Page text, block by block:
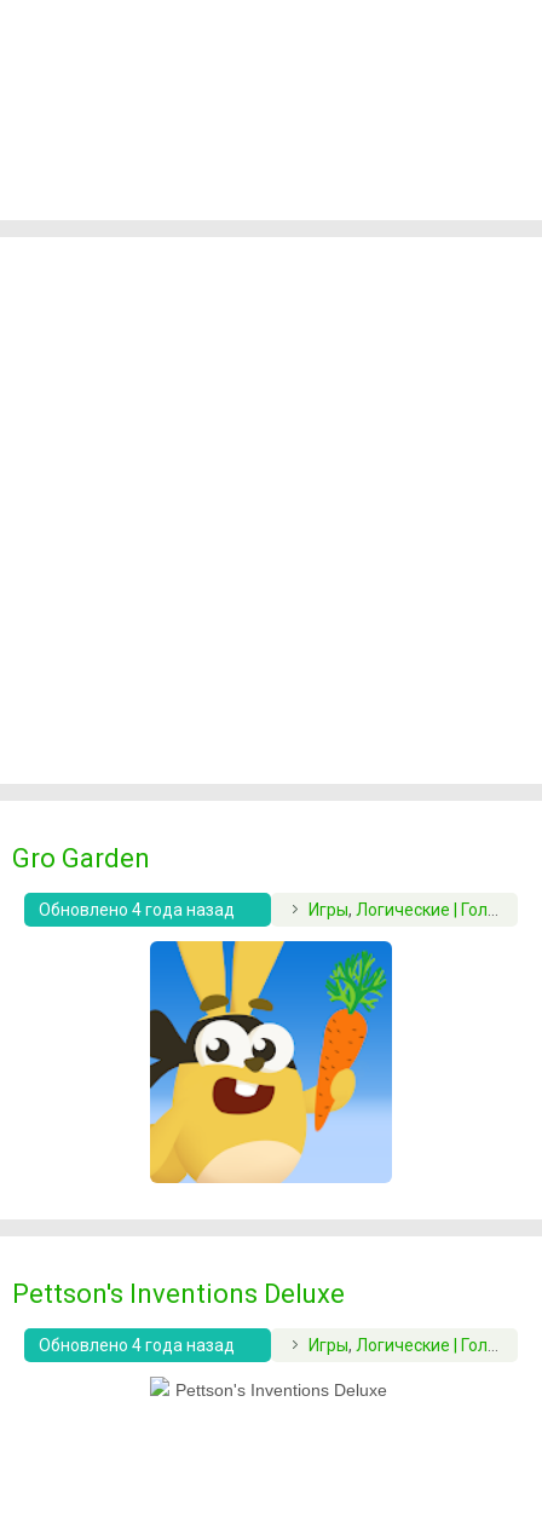
Gro Garden
Обновлено 4 года назад Игры, Логические | Головоломки
Pettson's Inventions Deluxe
Обновлено 4 года назад Игры, Логические | Головоломки